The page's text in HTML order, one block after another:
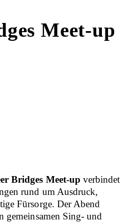
Meet-up
Bridges Meet-up verbindet
rund um Ausdruck,
Fürsorge. Der Abend
gemeinsamen Sing- und